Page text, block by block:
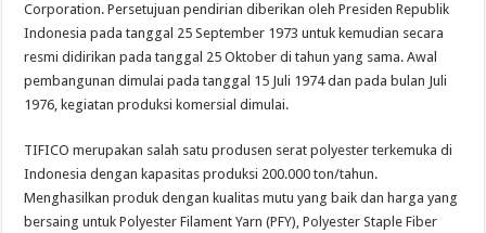
Corporation. Persetujuan pendirian diberikan oleh Presiden Republik
Indonesia pada tanggal 25 September 1973 untuk kemudian secara
resmi didirikan pada tanggal 25 Oktober di tahun yang sama. Awal
pembangunan dimulai pada tanggal 15 Juli 1974 dan pada bulan Juli
1976, kegiatan produksi komersial dimulai.
TIFICO merupakan salah satu produsen serat polyester terkemuka di
Indonesia dengan kapasitas produksi 200.000 ton/tahun.
Menghasilkan produk dengan kualitas mutu yang baik dan harga yang
bersaing untuk Polyester Filament Yarn (PFY), Polyester Staple Fiber